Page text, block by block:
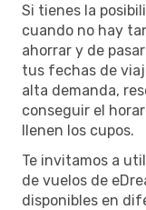
Si tienes la
cuando no hay
ahorrar y de
tus fechas de
alta demanda,
conseguir el
llenen los cupos.
Te invitamos a
de vuelos de
disponibles en